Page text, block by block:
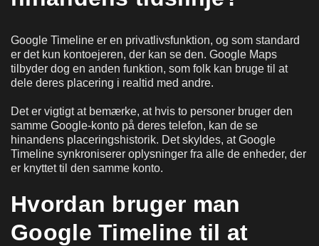
Google Timeline er en privatlivsfunktion, og som standard
er det kun kontoejeren, der kan se den. Google Maps
tilbyder dog en anden funktion, som folk kan bruge til at
dele deres placering i realtid med andre.
Det er vigtigt at bemærke, at hvis to personer bruger den
samme Google-konto på deres telefon, kan de se
hinandens placeringshistorik. Det skyldes, at Google
Timeline synkroniserer oplysninger fra alle de enheder, der
er knyttet til den samme konto.
Hvordan bruger man
Google Timeline til at